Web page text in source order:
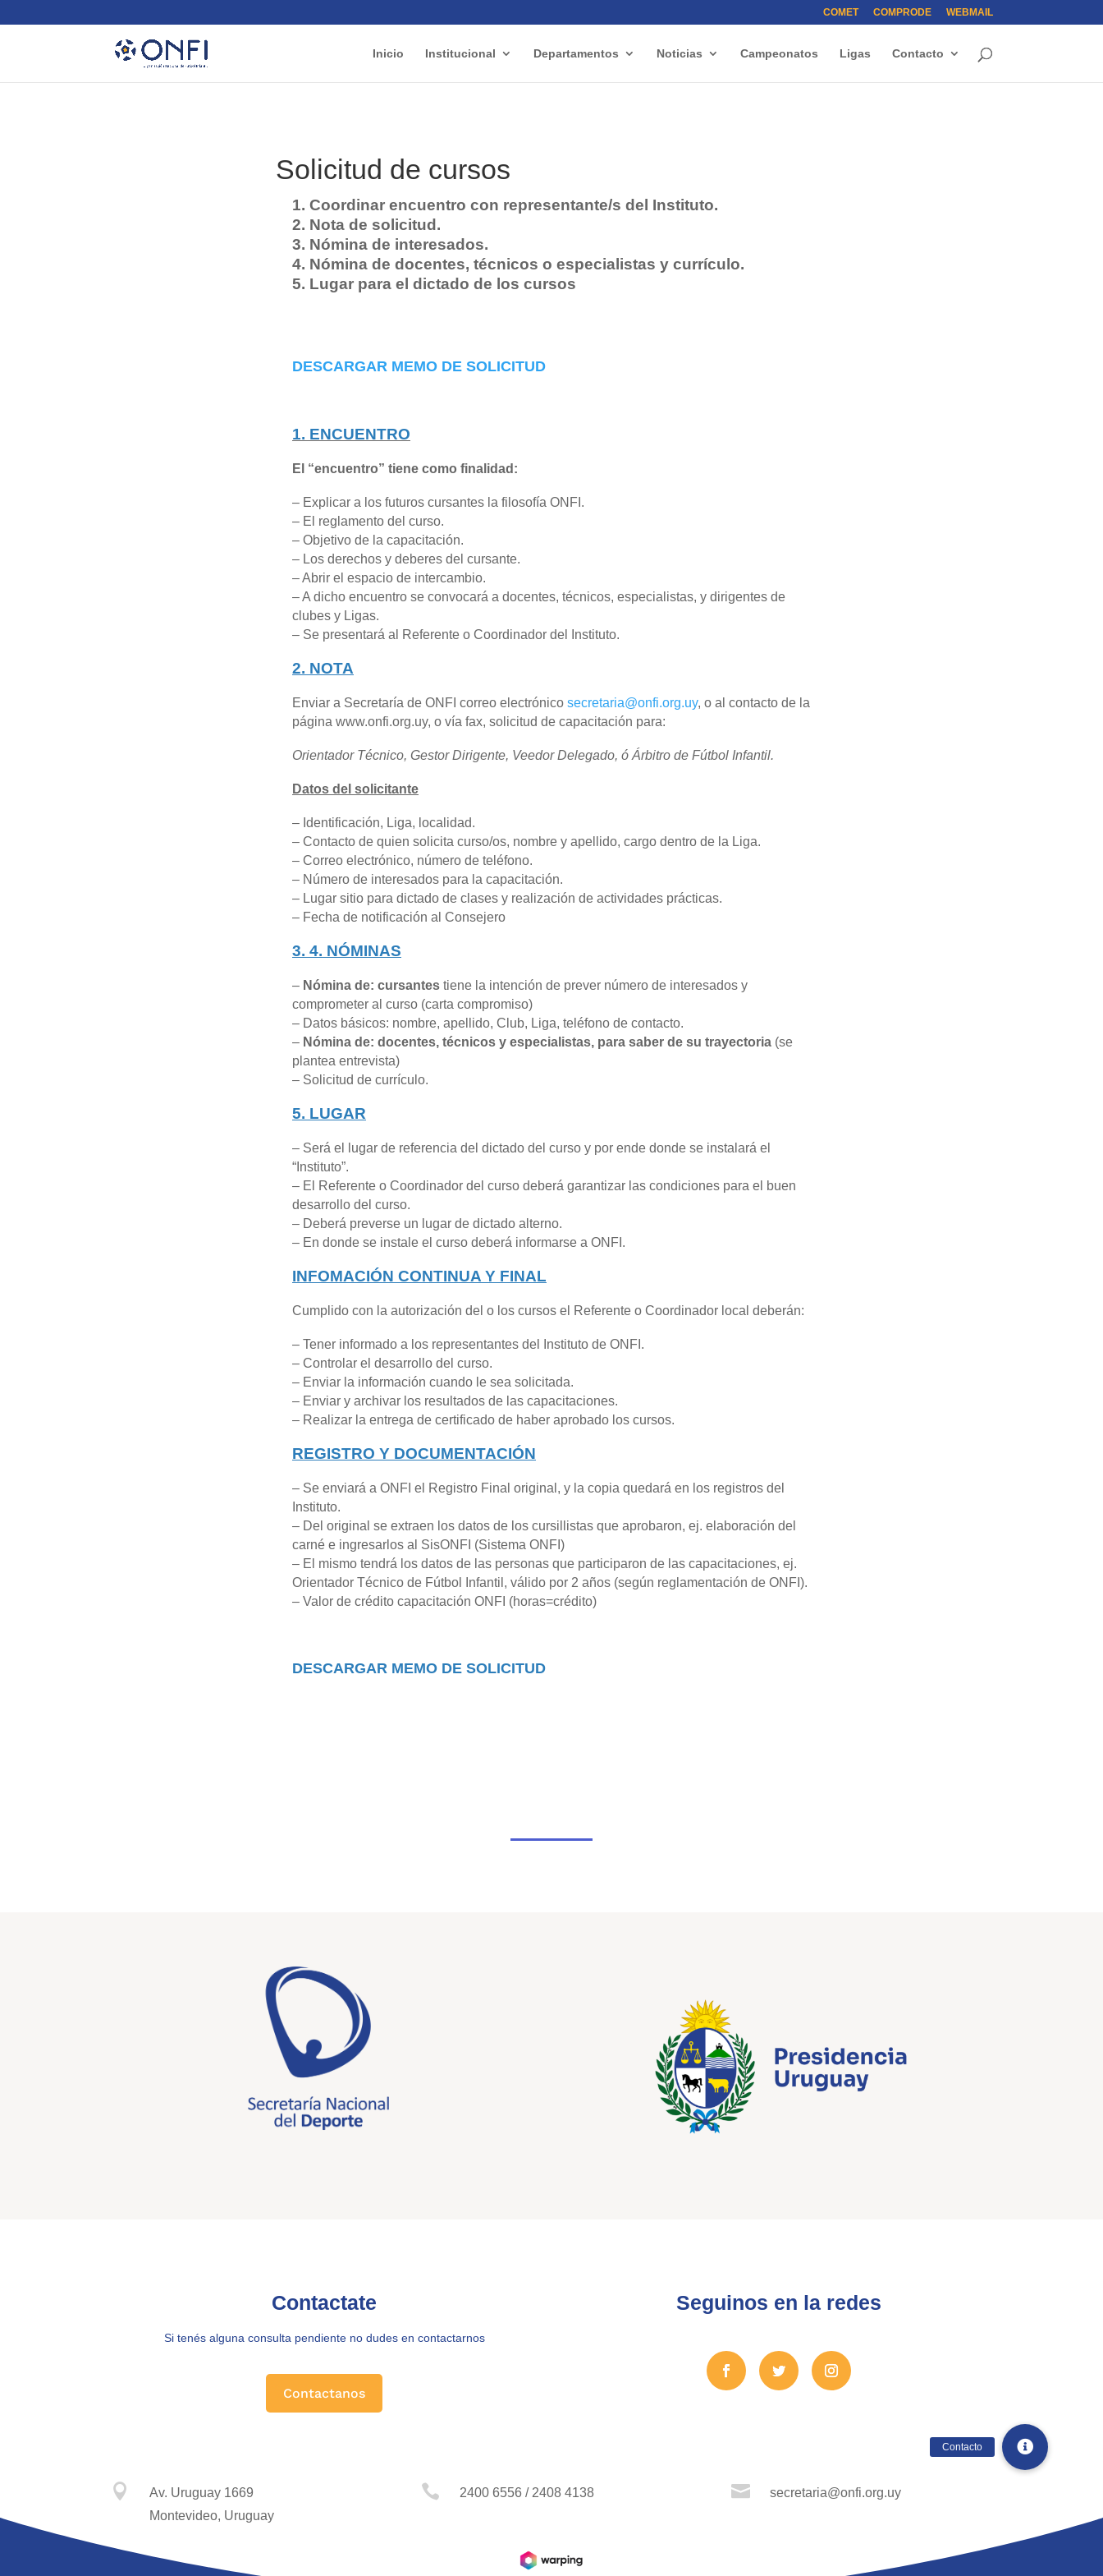
COMET COMPRODE WEBMAIL
Inicio Institucional Departamentos Noticias Campeonatos Ligas Contacto
Solicitud de cursos
1. Coordinar encuentro con representante/s del Instituto.
2. Nota de solicitud.
3. Nómina de interesados.
4. Nómina de docentes, técnicos o especialistas y currículo.
5. Lugar para el dictado de los cursos
DESCARGAR MEMO DE SOLICITUD
1. ENCUENTRO
El “encuentro” tiene como finalidad:
– Explicar a los futuros cursantes la filosofía ONFI.
– El reglamento del curso.
– Objetivo de la capacitación.
– Los derechos y deberes del cursante.
– Abrir el espacio de intercambio.
– A dicho encuentro se convocará a docentes, técnicos, especialistas, y dirigentes de
clubes y Ligas.
– Se presentará al Referente o Coordinador del Instituto.
2. NOTA
Enviar a Secretaría de ONFI correo electrónico secretaria@onfi.org.uy, o al contacto de la
página www.onfi.org.uy, o vía fax, solicitud de capacitación para:
Orientador Técnico, Gestor Dirigente, Veedor Delegado, ó Árbitro de Fútbol Infantil.
Datos del solicitante
– Identificación, Liga, localidad.
– Contacto de quien solicita curso/os, nombre y apellido, cargo dentro de la Liga.
– Correo electrónico, número de teléfono.
– Número de interesados para la capacitación.
– Lugar sitio para dictado de clases y realización de actividades prácticas.
– Fecha de notificación al Consejero
3. 4. NÓMINAS
– Nómina de: cursantes tiene la intención de prever número de interesados y
comprometer al curso (carta compromiso)
– Datos básicos: nombre, apellido, Club, Liga, teléfono de contacto.
– Nómina de: docentes, técnicos y especialistas, para saber de su trayectoria (se
plantea entrevista)
– Solicitud de currículo.
5. LUGAR
– Será el lugar de referencia del dictado del curso y por ende donde se instalará el
“Instituto”.
– El Referente o Coordinador del curso deberá garantizar las condiciones para el buen
desarrollo del curso.
– Deberá preverse un lugar de dictado alterno.
– En donde se instale el curso deberá informarse a ONFI.
INFOMACIÓN CONTINUA Y FINAL
Cumplido con la autorización del o los cursos el Referente o Coordinador local deberán:
– Tener informado a los representantes del Instituto de ONFI.
– Controlar el desarrollo del curso.
– Enviar la información cuando le sea solicitada.
– Enviar y archivar los resultados de las capacitaciones.
– Realizar la entrega de certificado de haber aprobado los cursos.
REGISTRO Y DOCUMENTACIÓN
– Se enviará a ONFI el Registro Final original, y la copia quedará en los registros del
Instituto.
– Del original se extraen los datos de los cursillistas que aprobaron, ej. elaboración del
carné e ingresarlos al SisONFI (Sistema ONFI)
– El mismo tendrá los datos de las personas que participaron de las capacitaciones, ej.
Orientador Técnico de Fútbol Infantil, válido por 2 años (según reglamentación de ONFI).
– Valor de crédito capacitación ONFI (horas=crédito)
DESCARGAR MEMO DE SOLICITUD
Contactate
Si tenés alguna consulta pendiente no dudes en contactarnos
Contactanos
Seguinos en la redes

Av. Uruguay 1669
Montevideo, Uruguay
 2400 6556 / 2408 4138  secretaria@onfi.org.uy